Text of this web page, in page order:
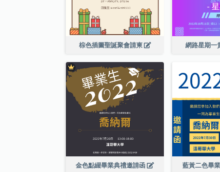
棕色插圖聖誕聚會請柬 網路星期一
金色點綴畢業典禮邀請函 藍黃二色畢